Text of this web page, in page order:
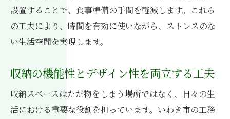
子どもがいる家庭への収納アドバイス
高齢者に優しい収納の工夫
家族の成長に合わせた収納プラン
家族の絆を深める収納アイデア
趣味を活かす収納デザインいわき市の工務店が
叶える個性豊かな住まい
設置することで、食事準備の手間を軽減します。これら
の工夫により、時間を有効に使いながら、ストレスのな
い生活空間を実現します。
収納の機能性とデザイン性を両立する工夫
収納スペースはただ物をしまう場所ではなく、日々の生
活における重要な役割を担っています。いわき市の工務